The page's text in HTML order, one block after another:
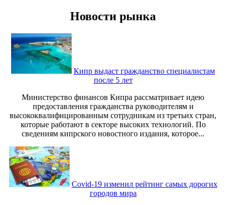
Новости рынка
Кипр выдаст гражданство специалистам
после 5 лет
Министерство финансов Кипра рассматривает идею
предоставления гражданства руководителям и
высококвалифицированным сотрудникам из третьих стран,
которые работают в секторе высоких технологий. По
сведениям кипрского новостного издания, которое...
Covid-19 изменил рейтинг самых дорогих
городов мира